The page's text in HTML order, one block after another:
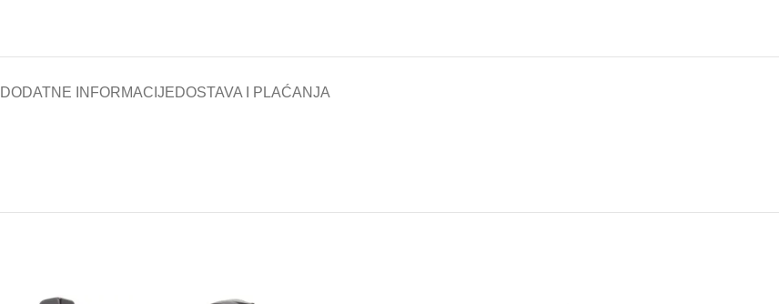
DODATNE INFORMACIJEDOSTAVA I PLAĆANJA